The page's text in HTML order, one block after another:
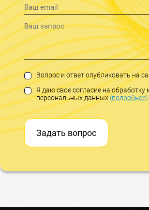
Вопрос и ответ опубликовать на
Я даю свое согласие на обработку
персональных данных(подробнее)
Задать вопрос